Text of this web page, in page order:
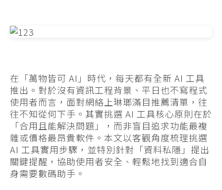
在「萬物皆可 AI」時代，每天都有全新 AI 工具
推出。對於沒有資訊工程背景、平日也不寫程式
使用者而言，面對網絡上琳瑯滿目推薦清單，往
往不知從何下手。其實挑選 AI 工具核心原則在於
「合用且能解決問題」，而非盲目追求功能最複
雜或價格最昂貴軟件。本文以客觀角度梳理挑選
AI 工具實用步驟，並特別針對「資料私隱」提出
關鍵提醒，協助使用者安全、輕鬆地找到適合自
身需要數碼助手。